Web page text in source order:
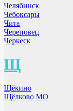
Челябинск
Чебоксары
Чита
Череповец
Черкеск
Щ
Щёкино
Щёлково МО